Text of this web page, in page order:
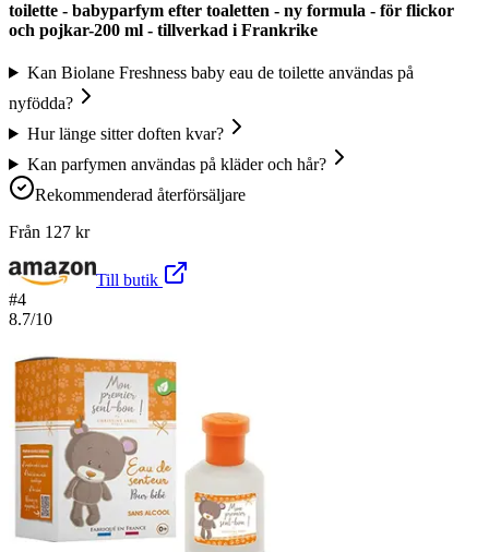
toilette - babyparfym efter toaletten - ny formula - för flickor
och pojkar-200 ml - tillverkad i Frankrike
Kan Biolane Freshness baby eau de toilette användas på
nyfödda?
Hur länge sitter doften kvar?
Kan parfymen användas på kläder och hår?
Rekommenderad återförsäljare
Från 127 kr
Till butik
#4
8.7/10